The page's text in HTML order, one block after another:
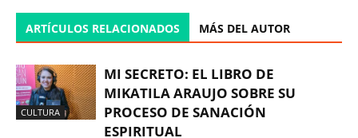
ARTÍCULOS RELACIONADOS MÁS DEL AUTOR
CULTURA
MI SECRETO: EL LIBRO DE
MIKATILA ARAUJO SOBRE SU
PROCESO DE SANACIÓN
ESPIRITUAL